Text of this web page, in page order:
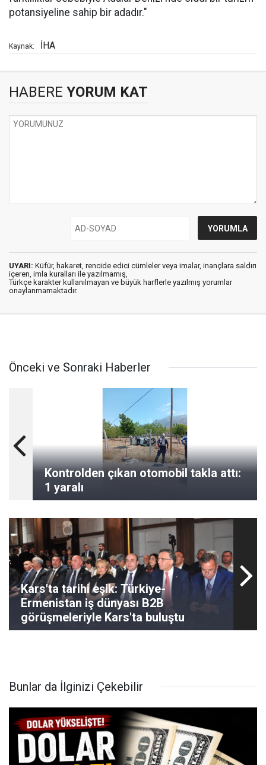
potansiyeline sahip bir adadır."
Kaynak: İHA
HABERE YORUM KAT
UYARI: Küfür, hakaret, rencide edici cümleler veya imalar, inançlara saldırı
içeren, imla kuralları ile yazılmamış,
Türkçe karakter kullanılmayan ve büyük harflerle yazılmış yorumlar
onaylanmamaktadır.
Önceki ve Sonraki Haberler
Kontrolden çıkan otomobil takla attı:
1 yaralı
Kars'ta tarihi eşik: Türkiye-
Ermenistan iş dünyası B2B
görüşmeleriyle Kars'ta buluştu
Bunlar da İlginizi Çekebilir